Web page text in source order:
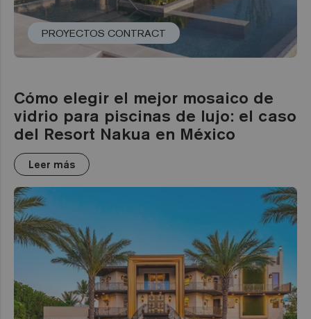
PROYECTOS CONTRACT
Cómo elegir el mejor mosaico de
vidrio para piscinas de lujo: el caso
del Resort Nakua en México
Leer más